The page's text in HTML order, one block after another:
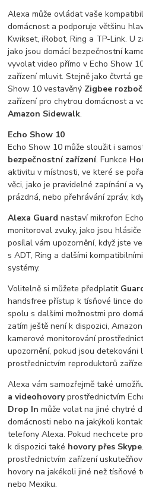
Alexa může ovládat vaše
domácnost a podporuje většinu
Kwikset, iRobot, Ring a TP-Link. U
jako jsou domácí bezpečnostní
vyvolat video přímo v Echo Show
zařízení mluvit. Stejně jako čtvrtá
Show 10 vestavěný Zigbee
zařízení pro chytrou domácnost a
Amazon Sidewalk.
Echo Show 10
Echo Show 10 může sloužit i
bezpečnostní zařízení. Funkce
aktivitu v místnosti, ve které se
věci, jako je pravidelné zapínání a
prázdná, nebo přehrávání zpráv,
Alexa Guard nastaví mikrofon
monitoroval zvuky, jako jsou
posílal vám upozornění, když jste
s ADT, Ring a dalšími
systémy.
Volitelně si můžete předplatit
handsfree přístup k tísňové lince
spolu s dalšími možnostmi pro
zatím ještě není k dispozici,
kamerové monitorování
upozornění, pokud jsou
prostřednictvím reproduktorů
Alexa vám samozřejmě také
a videohovoryprostřednictvím
Drop In může volat na jiné chytré
domácnosti nebo na jakýkoli
telefony Alexa. Pokud nechcete
k dispozici také hovory přes Skype
prostřednictvím zařízení
hovory na jakékoli jiné než tísňové
nebo Mexiku.